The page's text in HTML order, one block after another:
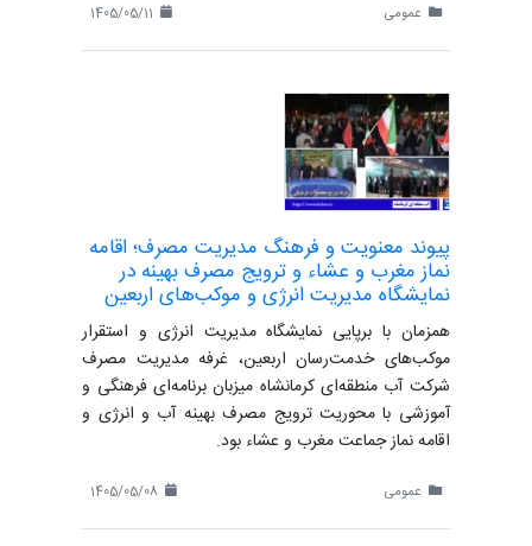
عمومی
پیوند معنویت و فرهنگ مدیریت مصرف؛ اقامه
نماز مغرب و عشاء و ترویج مصرف بهینه در
نمایشگاه مدیریت انرژی و موکب‌های اربعین
همزمان با برپایی نمایشگاه مدیریت انرژی و استقرار
موکب‌های خدمت‌رسان اربعین، غرفه مدیریت مصرف
شرکت آب منطقه‌ای کرمانشاه میزبان برنامه‌ای فرهنگی و
آموزشی با محوریت ترویج مصرف بهینه آب و انرژی و
اقامه نماز جماعت مغرب و عشاء بود.
عمومی